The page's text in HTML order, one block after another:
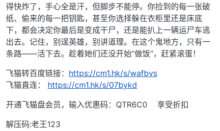
得快炸了，手心全是汗，但脚步不能停。你捡到的每一张破
纸、偷来的每一把钥匙，甚至你选择躲在衣柜里还是床底
下，都会决定你最后是变成干尸，还是能扒上一辆运尸车逃
出去。记住，别逞英雄，别讲道理。在这个鬼地方，只有一
条路——活下去。趁着她们还没开始“做饭”，赶紧滚蛋！
飞猫转百度链接： https://cm1.hk/s/wafbvs
飞猫直连： https://cm1.hk/s/07bykd
开通飞猫盘会员，输入优惠码：QTR6C0 享受折扣
解压码:老王123